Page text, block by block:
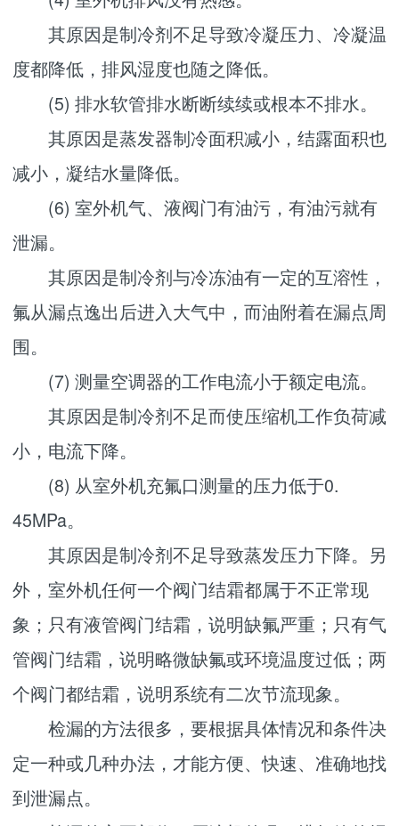
其原因是制冷剂不足导致冷凝压力、冷凝温
度都降低，排风湿度也随之降低。
(5) 排水软管排水断断续续或根本不排水。
其原因是蒸发器制冷面积减小，结露面积也
减小，凝结水量降低。
(6) 室外机气、液阀门有油污，有油污就有
泄漏。
其原因是制冷剂与冷冻油有一定的互溶性，
氟从漏点逸出后进入大气中，而油附着在漏点周
围。
(7) 测量空调器的工作电流小于额定电流。
其原因是制冷剂不足而使压缩机工作负荷减
小，电流下降。
(8) 从室外机充氟口测量的压力低于0.
45MPa。
其原因是制冷剂不足导致蒸发压力下降。另
外，室外机任何一个阀门结霜都属于不正常现
象；只有液管阀门结霜，说明缺氟严重；只有气
管阀门结霜，说明略微缺氟或环境温度过低；两
个阀门都结霜，说明系统有二次节流现象。
检漏的方法很多，要根据具体情况和条件决
定一种或几种办法，才能方便、快速、准确地找
到泄漏点。